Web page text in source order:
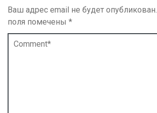
Ваш адрес email не будет опубликован.
поля помечены *